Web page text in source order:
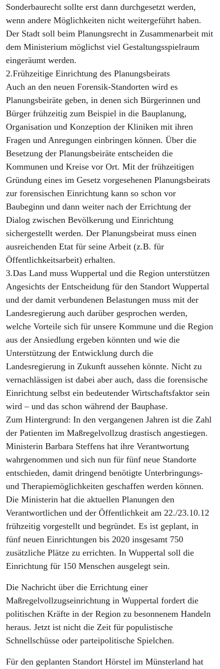
Sonderbaurecht sollte erst dann durchgesetzt werden,
wenn andere Möglichkeiten nicht weitergeführt haben.
Der Stadt soll beim Planungsrecht in Zusammenarbeit mit
dem Ministerium möglichst viel Gestaltungsspielraum
eingeräumt werden.
2.Frühzeitige Einrichtung des Planungsbeirats
Auch an den neuen Forensik-Standorten wird es
Planungsbeiräte geben, in denen sich Bürgerinnen und
Bürger frühzeitig zum Beispiel in die Bauplanung,
Organisation und Konzeption der Kliniken mit ihren
Fragen und Anregungen einbringen können. Über die
Besetzung der Planungsbeiräte entscheiden die
Kommunen und Kreise vor Ort. Mit der frühzeitigen
Gründung eines im Gesetz vorgesehenen Planungsbeirats
zur forensischen Einrichtung kann so schon vor
Baubeginn und dann weiter nach der Errichtung der
Dialog zwischen Bevölkerung und Einrichtung
sichergestellt werden. Der Planungsbeirat muss einen
ausreichenden Etat für seine Arbeit (z.B. für
Öffentlichkeitsarbeit) erhalten.
3.Das Land muss Wuppertal und die Region unterstützen
Angesichts der Entscheidung für den Standort Wuppertal
und der damit verbundenen Belastungen muss mit der
Landesregierung auch darüber gesprochen werden,
welche Vorteile sich für unsere Kommune und die Region
aus der Ansiedlung ergeben könnten und wie die
Unterstützung der Entwicklung durch die
Landesregierung in Zukunft aussehen könnte. Nicht zu
vernachlässigen ist dabei aber auch, dass die forensische
Einrichtung selbst ein bedeutender Wirtschaftsfaktor sein
wird – und das schon während der Bauphase.
Zum Hintergrund: In den vergangenen Jahren ist die Zahl
der Patienten im Maßregelvollzug drastisch angestiegen.
Ministerin Barbara Steffens hat ihre Verantwortung
wahrgenommen und sich nun für fünf neue Standorte
entschieden, damit dringend benötigte Unterbringungs-
und Therapiemöglichkeiten geschaffen werden können.
Die Ministerin hat die aktuellen Planungen den
Verantwortlichen und der Öffentlichkeit am 22./23.10.12
frühzeitig vorgestellt und begründet. Es ist geplant, in
fünf neuen Einrichtungen bis 2020 insgesamt 750
zusätzliche Plätze zu errichten. In Wuppertal soll die
Einrichtung für 150 Menschen ausgelegt sein.
Die Nachricht über die Errichtung einer
Maßregelvollzugseinrichtung in Wuppertal fordert die
politischen Kräfte in der Region zu besonnenem Handeln
heraus. Jetzt ist nicht die Zeit für populistische
Schnellschüsse oder parteipolitische Spielchen.
Für den geplanten Standort Hörstel im Münsterland hat